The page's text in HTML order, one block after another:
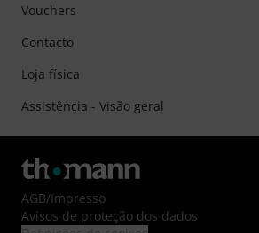
Vouchers
Contacto
Loja física
Assistência - Visão geral
AGB/Impresso
Avisos de proteção dos dados